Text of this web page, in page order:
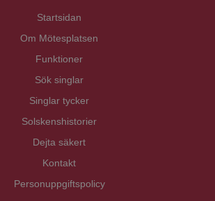
Startsidan
Om Mötesplatsen
Funktioner
Sök singlar
Singlar tycker
Solskenshistorier
Dejta säkert
Kontakt
Personuppgiftspolicy